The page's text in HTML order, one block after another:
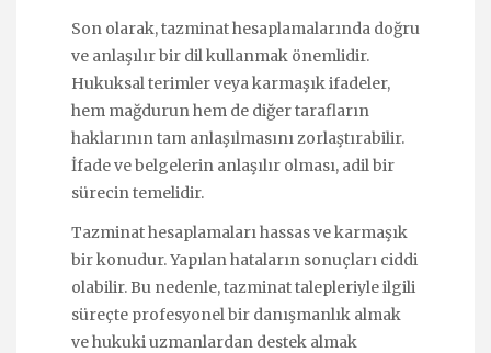
Son olarak, tazminat hesaplamalarında doğru
ve anlaşılır bir dil kullanmak önemlidir.
Hukuksal terimler veya karmaşık ifadeler,
hem mağdurun hem de diğer tarafların
haklarının tam anlaşılmasını zorlaştırabilir.
İfade ve belgelerin anlaşılır olması, adil bir
sürecin temelidir.
Tazminat hesaplamaları hassas ve karmaşık
bir konudur. Yapılan hataların sonuçları ciddi
olabilir. Bu nedenle, tazminat talepleriyle ilgili
süreçte profesyonel bir danışmanlık almak
ve hukuki uzmanlardan destek almak